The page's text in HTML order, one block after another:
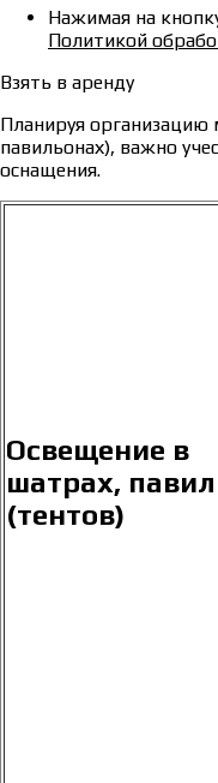
Нажимая на
Политикой
Взять в аренду
Планируя организацию
павильонах), важно
оснащения.
Освещение в
шатрах,
(тентов)